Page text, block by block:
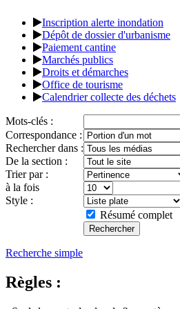
Inscription alerte inondation
Dépôt de dossier d'urbanisme
Paiement cantine
Marchés publics
Droits et démarches
Office de tourisme
Calendrier collecte des déchets
Mots-clés :
Correspondance :
Rechercher dans :
De la section :
Trier par :
à la fois
Style :
Résumé complet
Recherche simple
Règles :